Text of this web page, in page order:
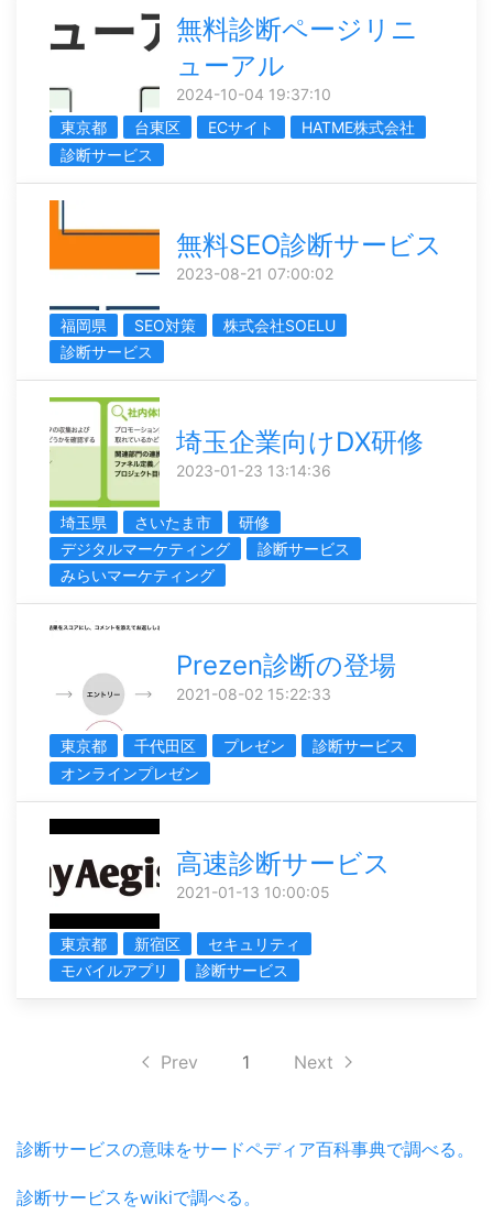
無料診断ページリニ
ューアル
2024-10-04 19:37:10
東京都
台東区 ECサイト
HATME株式会社
診断サービス
無料SEO診断サービス
2023-08-21 07:00:02
福岡県 SEO対策
株式会社SOELU
診断サービス
埼玉企業向けDX研修
2023-01-23 13:14:36
埼玉県 さいたま市
研修
デジタルマーケティング
診断サービス
みらいマーケティング
Prezen診断の登場
2021-08-02 15:22:33
東京都 千代田区 プレゼン
診断サービス
オンラインプレゼン
高速診断サービス
2021-01-13 10:00:05
東京都 新宿区
セキュリティ
モバイルアプリ
診断サービス
Prev 1 Next
診断サービスの意味をサードペディア百科事典で調べる。
診断サービスをwikiで調べる。